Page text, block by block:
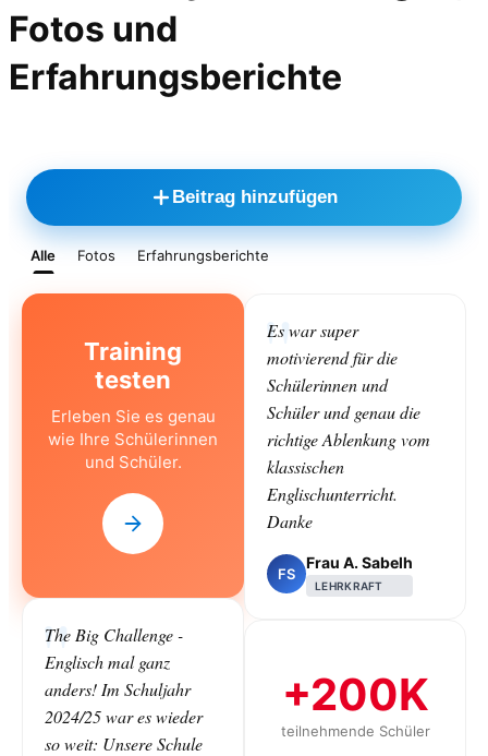
Fotos und
Erfahrungsberichte
Beitrag hinzufügen
Alle Fotos Erfahrungsberichte
Training
testen
Erleben Sie es genau
wie Ihre Schülerinnen
und Schüler.
The Big Challenge -
Englisch mal ganz
anders! Im Schuljahr
2024/25 war es wieder
so weit: Unsere Schule
Es war super
motivierend für die
Schülerinnen und
Schüler und genau die
richtige Ablenkung vom
klassischen
Englischunterricht.
Danke
FS
Frau A. Sabelh
LEHRKRAFT
+200K
teilnehmende Schüler